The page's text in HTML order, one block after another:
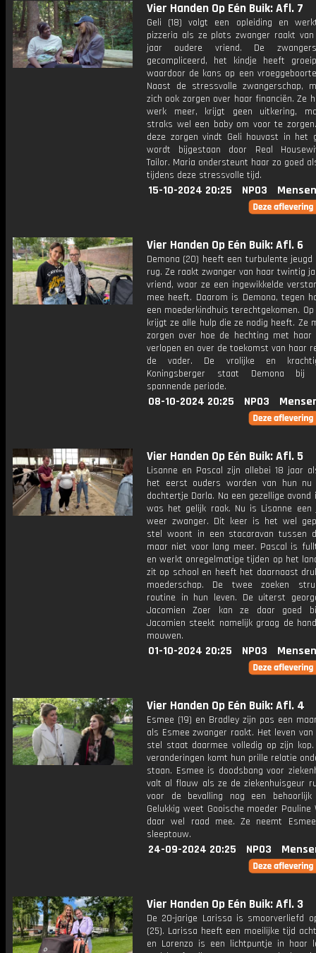
Vier Handen Op Eén Buik: Afl. 7
Geli (18) volgt een opleiding en
pizzeria als ze plots zwanger raakt
jaar oudere vriend. De
gecompliceerd, het kindje heeft
waardoor de kans op een
Naast de stressvolle zwangerschap,
zich ook zorgen over haar financiën. Ze
werk meer, krijgt geen uitkering,
straks wel een baby om voor te
deze zorgen vindt Geli houvast in het
wordt bijgestaan door Real
Tailor. Maria ondersteunt haar zo goed
tijdens deze stressvolle tijd.
15-10-2024 20:25 NPO3
Vier Handen Op Eén Buik: Afl. 6
Demona (20) heeft een turbulente
rug. Ze raakt zwanger van haar twintig
vriend, waar ze een ingewikkelde
mee heeft. Daarom is Demona, tegen
een moederkindhuis terechtgekomen.
krijgt ze alle hulp die ze nodig heeft. Ze
zorgen over hoe de hechting met haar
verlopen en over de toekomst van haar
de vader. De vrolijke en
Koningsberger staat Demona
spannende periode.
08-10-2024 20:25 NPO3
Vier Handen Op Eén Buik: Afl. 5
Lisanne en Pascal zijn allebei 18 jaar
het eerst ouders worden van hun nu
dochtertje Darla. Na een gezellige avond
was het gelijk raak. Nu is Lisanne
weer zwanger. Dit keer is het wel
stel woont in een stacaravan tussen
maar niet voor lang meer. Pascal is
en werkt onregelmatige tijden op het
zit op school en heeft het daarnaast
moederschap. De twee zoeken
routine in hun leven. De uiterst
Jacomien Zoer kan ze daar goed
Jacomien steekt namelijk graag de
mouwen.
01-10-2024 20:25 NPO3
Vier Handen Op Eén Buik: Afl. 4
Esmee (19) en Bradley zijn pas een
als Esmee zwanger raakt. Het leven
stel staat daarmee volledig op zijn
veranderingen komt hun prille relatie
staan. Esmee is doodsbang voor
valt al flauw als ze de ziekenhuisgeur
voor de bevalling nog een behoorlijk
Gelukkig weet Gooische moeder Pauline
daar wel raad mee. Ze neemt
sleeptouw.
24-09-2024 20:25 NPO3
Vier Handen Op Eén Buik: Afl. 3
De 20-jarige Larissa is smoorverliefd
(25). Larissa heeft een moeilijke tijd
en Lorenzo is een lichtpuntje in haar